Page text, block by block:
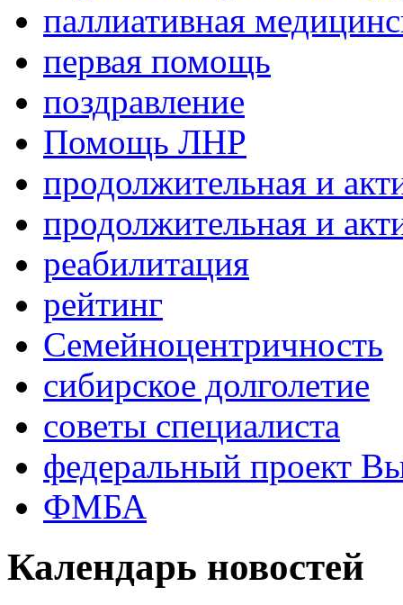
паллиативная
первая помощь
поздравление
Помощь ЛНР
продолжительная и
продолжительная и
реабилитация
рейтинг
Семейноцентричность
сибирское долголетие
советы специалиста
федеральный проект
ФМБА
Календарь новостей